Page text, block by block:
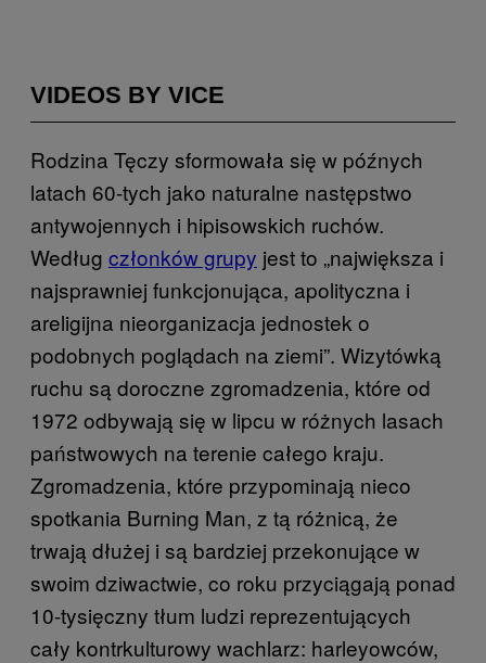
VIDEOS BY VICE
Rodzina Tęczy sformowała się w późnych
latach 60-tych jako naturalne następstwo
antywojennych i hipisowskich ruchów.
Według członków grupy jest to „największa i
najsprawniej funkcjonująca, apolityczna i
areligijna nieorganizacja jednostek o
podobnych poglądach na ziemi”. Wizytówką
ruchu są doroczne zgromadzenia, które od
1972 odbywają się w lipcu w różnych lasach
państwowych na terenie całego kraju.
Zgromadzenia, które przypominają nieco
spotkania Burning Man, z tą różnicą, że
trwają dłużej i są bardziej przekonujące w
swoim dziwactwie, co roku przyciągają ponad
10-tysięczny tłum ludzi reprezentujących
cały kontrkulturowy wachlarz: harleyowców,